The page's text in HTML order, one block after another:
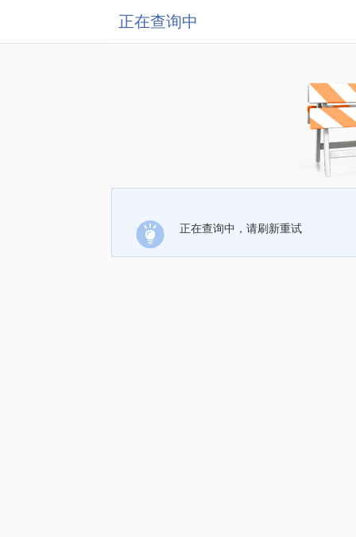
正在查询中
正在查询中，请刷新重试